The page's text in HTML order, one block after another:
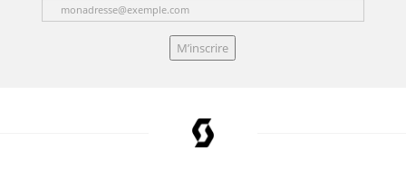
M’inscrire